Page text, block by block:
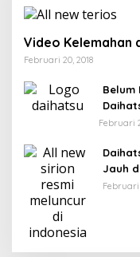
Video Kelemahan
Februari 20, 2018
Belum
Februari
Jauh
Februari